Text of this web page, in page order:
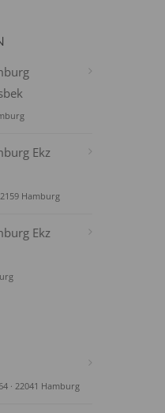
Ekz
Hamburg
Ekz
· 22041 Hamburg